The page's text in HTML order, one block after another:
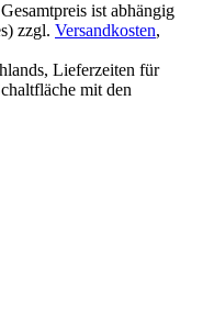
ist abhängig
zzgl. Versandkosten,
Lieferzeiten für
mit den